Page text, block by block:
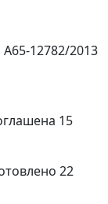
12782/2013
15
22